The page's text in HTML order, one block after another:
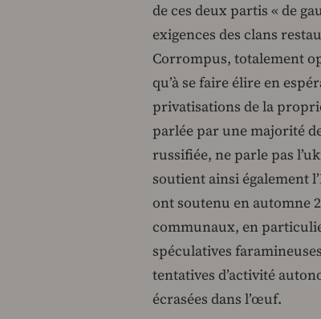
de ces deux partis « de
exigences des clans
Corrompus, totalement
qu’à se faire élire en
privatisations de la
parlée par une majorité
russifiée, ne parle pas
soutient ainsi également
ont soutenu en automne
communaux, en
spéculatives
tentatives d’activité
écrasées dans l’œuf.